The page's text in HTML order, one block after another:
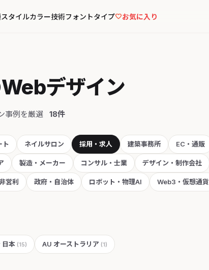
スタイルカラー技術フォントタイプ お気に入り
デザイン
事例を厳選 18件
ト ネイルサロン 採用・求人 建築事務所 EC・通販
製造・メーカー コンサル・士業 デザイン・制作会社
営利 政府・自治体 ロボット・物理AI Web3・仮想通貨
日本 (15) AU オーストラリア (1)